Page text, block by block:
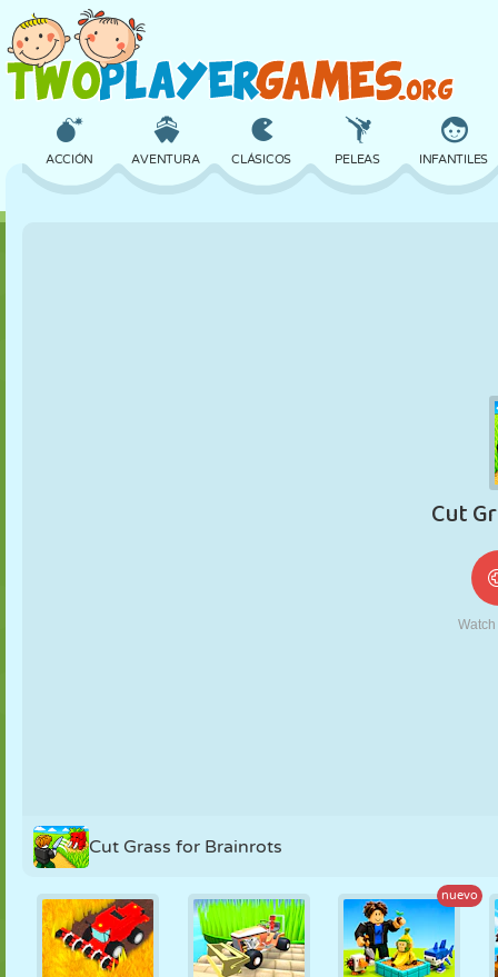
ACCIÓN AVENTURA CLÁSICOS PELEAS INFANTILES
ROBOTS
Cut Grass for Brainrots
nuevo